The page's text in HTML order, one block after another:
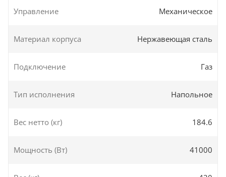
Управление Механическое
Материал корпуса Нержавеющая сталь
Подключение Газ
Тип исполнения Напольное
Вес нетто (кг) 184.6
Мощность (Вт) 41000